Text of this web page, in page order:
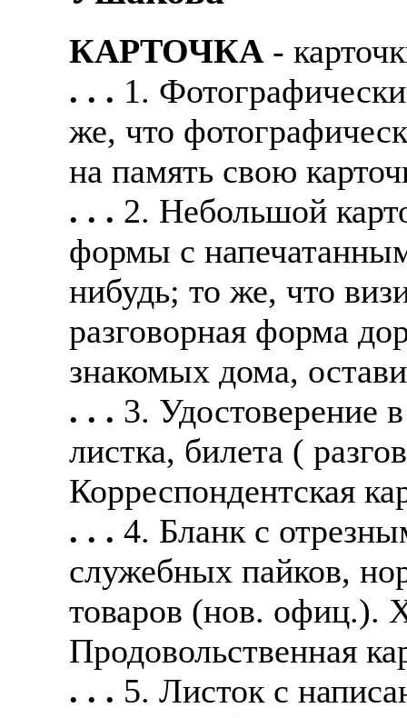
КАРТОЧКА -
. . . 1.
же, что
на память свою
. . . 2. Небольшой
формы с
нибудь; то же, что
разговорная форма
знакомых дома,
. . . 3. Удостоверение
листка, билета (
Корреспондентская
. . . 4. Бланк с
служебных пайков,
товаров (нов. офиц.).
Продовольственная
. . . 5. Листок с